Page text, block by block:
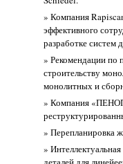
» Компания
эффективного
разработке систем
» Рекомендации по
строительству
монолитных и
» Компания
» Перепланировка
»